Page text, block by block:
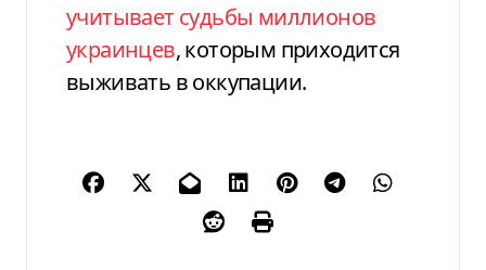
учитывает судьбы миллионов
украинцев, которым приходится
выживать в оккупации.